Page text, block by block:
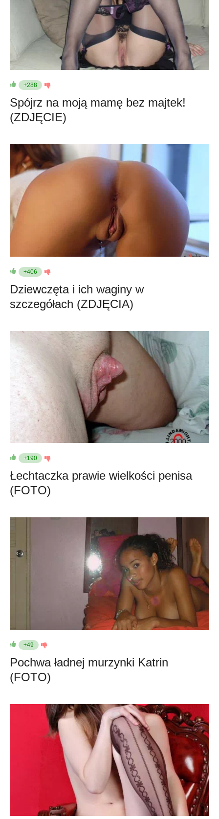
+288
Spójrz na moją mamę bez majtek!
(ZDJĘCIE)
+406
Dziewczęta i ich waginy w
szczegółach (ZDJĘCIA)
+190
Łechtaczka prawie wielkości penisa
(FOTO)
+49
Pochwa ładnej murzynki Katrin
(FOTO)